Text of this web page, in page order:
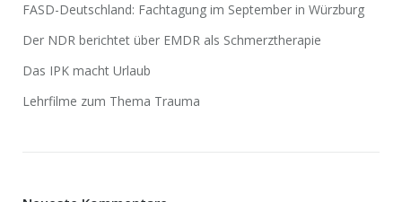
FASD-Deutschland: Fachtagung im September in Würzburg
Der NDR berichtet über EMDR als Schmerztherapie
Das IPK macht Urlaub
Lehrfilme zum Thema Trauma